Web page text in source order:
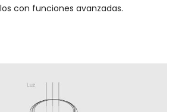
con funciones avanzadas.